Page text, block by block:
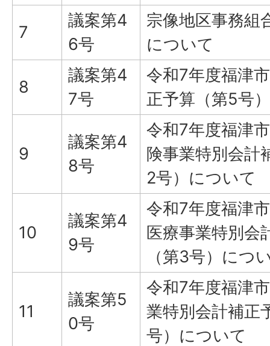
7
議案第4
6号
宗像地区事務組
について
8
議案第4
7号
令和7年度福津
正予算（第5号
9
議案第4
8号
令和7年度福津
険事業特別会計
2号）について
10
議案第4
9号
令和7年度福津
医療事業特別会
（第3号）につ
11
議案第5
0号
令和7年度福津
業特別会計補正
号）について